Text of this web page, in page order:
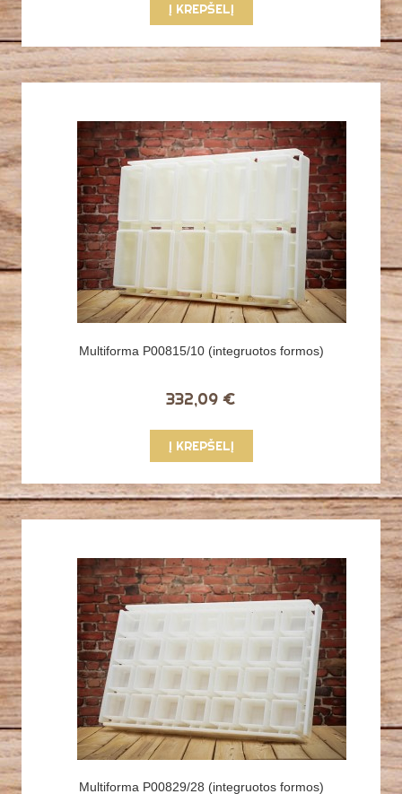
Į KREPŠELĮ
Multiforma P00815/10 (integruotos formos)
332,09 €
Į KREPŠELĮ
Multiforma P00829/28 (integruotos formos)